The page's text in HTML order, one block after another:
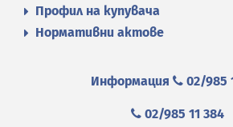
Профил на купувача
Нормативни актове
Информация 02/985
02/985 11 384